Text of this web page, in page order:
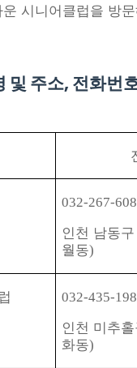
시니어클럽을 방
및 주소, 전화번
032-267-
인천 남동
월동)
032-435-
인천 미추
화동)